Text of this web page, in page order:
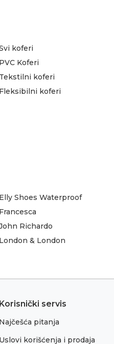
koferi
PVC Koferi
Tekstilni koferi
Fleksibilni koferi
Elly Shoes Waterproof
Francesca
Richardo
London & London
Korisnički servis
Najčešća pitanja
Uslovi korišćenja i prodaja